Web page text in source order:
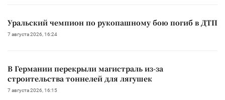
Уральский чемпион по рукопашному бою погиб в ДТП
7 августа 2026, 16:24
В Германии перекрыли магистраль из-за
строительства тоннелей для лягушек
7 августа 2026, 16:15